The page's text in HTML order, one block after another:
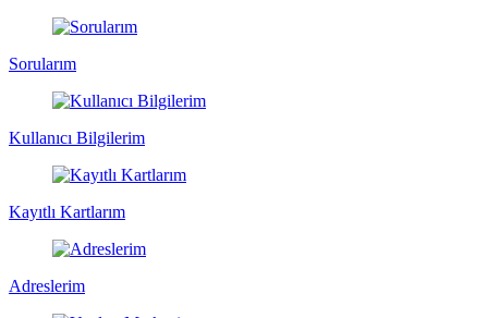
Sorularım
Kullanıcı Bilgilerim
Kayıtlı Kartlarım
Adreslerim